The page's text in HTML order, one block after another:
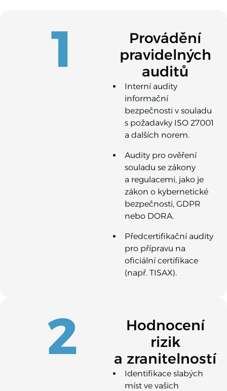
1 Provádění
pravidelných
auditů
Interní audity
informační
bezpečnosti v souladu
s požadavky ISO 27001
a dalších norem.
Audity pro ověření
souladu se zákony
a regulacemi, jako je
zákon o kybernetické
bezpečnosti, GDPR
nebo DORA.
Předcertifikační audity
pro přípravu na
oficiální certifikace
(např. TISAX).
2 Hodnocení
rizik
a zranitelností
Identifikace slabých
míst ve vašich